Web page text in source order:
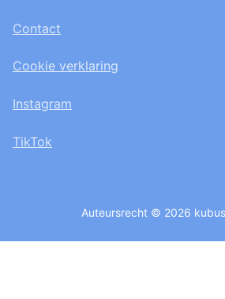
Contact
Cookie verklaring
Instagram
TikTok
Auteursrecht © 2026